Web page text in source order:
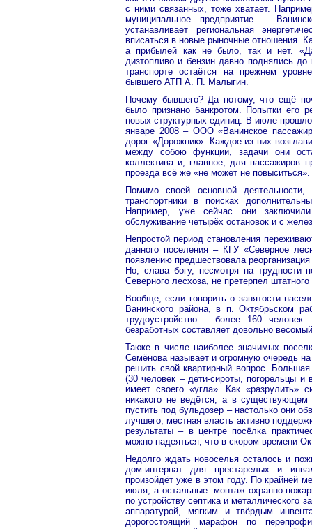
с ними связанных, тоже хватает.
муниципальное предприятие –
устанавливает региональная
вписаться в новые рыночные отношения.
а прибылей как не было, так и нет.
дизтопливо и бензин давно поднялись
транспорте остаётся на прежнем
бывшего АТП А. П. Малыгин.
Почему бывшего? Да потому, что ещё
было признано банкротом. Попытки его
новых структурных единиц. В июле
январе 2008 – ООО «Ванинское
дорог «Дорожник». Каждое из них
между собою функции, задачи они
коллектива и, главное, для пассажиров
проезда всё же «не может не повыситься».
Помимо своей основной деятельности,
транспортники в поисках
Например, уже сейчас они
обслуживание четырёх остановок и с
Непростой период становления
данного поселения – КГУ «Северное
появлению предшествовала
Но, слава богу, несмотря на трудности
Северного лесхоза, не претерпел
Вообще, если говорить о занятости
Ванинского района, в п. Октябрьском
трудоустройство – более 160
безработных составляет довольно
Также в числе наиболее значимых
Семёнова называет и огромную очередь
решить свой квартирный вопрос.
(30 человек – дети-сироты, погорельцы
имеет своего «угла». Как «разрулить»
никакого не ведётся, а в
пустить под бульдозер – настолько они
лучшего, местная власть активно
результаты – в центре посёлка
можно надеяться, что в скором времени
Недолго ждать новоселья осталось и
дом-интернат для престарелых и
произойдёт уже в этом году. По крайней
июля, а остальные: монтаж охранно-
по устройству септика и металлического
аппаратурой, мягким и твёрдым
дорогостоящий марафон по